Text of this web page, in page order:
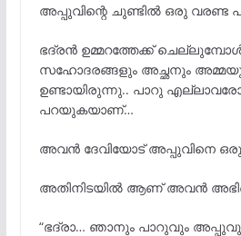
അപ്പുവിന്റെ ചുണ്ടില്ഒരു വരണ്ട
ഭദ്രൻ ഉമ്മറത്തേക്ക്
സഹോദരങ്ങളും അച്ഛനും
ഉണ്ടായിരുന്നു.. പാറു
പറയുകയാണ്…
അവന്ദേവിയോട് അപ്പുവിനെ
അതിനിടയില്ആണ് അവന്
“ഭദ്രാ… ഞാനും പാറുവും